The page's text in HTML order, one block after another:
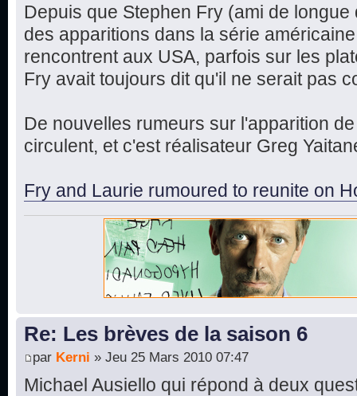
Depuis que Stephen Fry (ami de
des apparitions dans la série
rencontrent aux USA, parfois sur les
Fry avait toujours dit qu'il ne serait pas
De nouvelles rumeurs sur l'apparition
circulent, et c'est réalisateur Greg
Fry and Laurie rumoured to reunite on
Re: Les brèves de la saison 6
par Kerni » Jeu 25 Mars 2010 07:47
Michael Ausiello qui répond à deux